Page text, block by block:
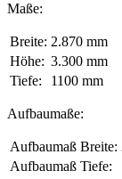
Maße:
Breite: 2.870 mm
Höhe: 3.300 mm
Tiefe:
1100 mm
Aufbaumaße:
Aufbaumaß Breite:
Aufbaumaß Tiefe: